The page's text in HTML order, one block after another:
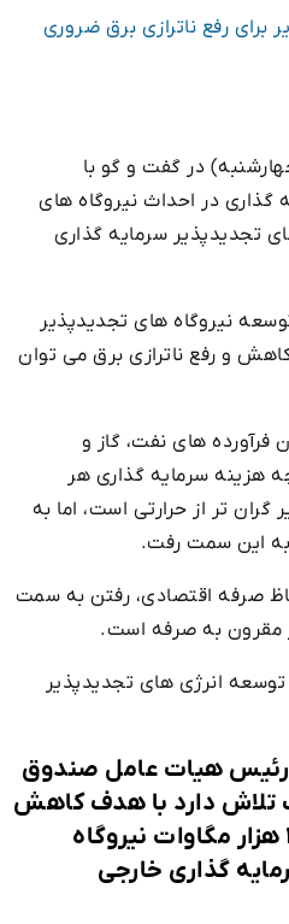
در گفت و گو با
گذاری در احداث نیروگاه های
تجدیدپذیر سرمایه گذاری
نیروگاه های تجدیدپذیر
و رفع ناترازی برق می توان
فرآورده های نفت، گاز و
هزینه سرمایه گذاری هر
تر از حرارتی است، اما به
این سمت رفت.
صرفه اقتصادی، رفتن به سمت
مقرون به صرفه است.
انرژی های تجدیدپذیر
رئیس هیات عامل صندوق
دارد با هدف کاهش
ناترازی انرژی، ساخت ۲۰ هزار مگاوات نیروگاه
گذاری خارجی